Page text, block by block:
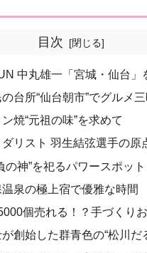
目次
中丸雄一「宮城・仙台」
台所“仙台朝市”でグルメ
焼“元祖の味”を求めて
リスト 羽生結弦選手の原
の神”を祀るパワースポット
泉の極上宿で優雅な時間
個売れる！？手づくり
創始した群青色の“松川だ